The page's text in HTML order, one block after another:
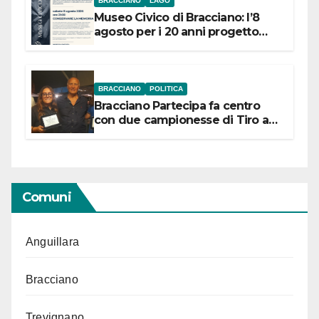
Museo Civico di Bracciano: l’8
agosto per i 20 anni progetto
BRACCIANO POLITICA
Bracciano Partecipa fa centro
con due campionesse di Tiro a
Comuni
Anguillara
Bracciano